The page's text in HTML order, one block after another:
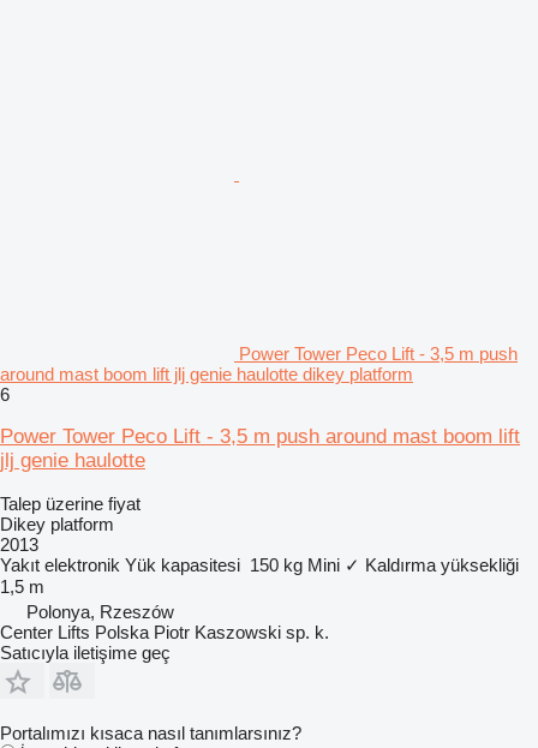
Power Tower Peco Lift - 3,5 m push
around mast boom lift jlj genie haulotte dikey platform
6
Power Tower Peco Lift - 3,5 m push around mast boom lift
jlj genie haulotte
Talep üzerine fiyat
Dikey platform
2013
Yakıt elektronik Yük kapasitesi 150 kg Mini ✓ Kaldırma yüksekliği
1,5 m
Polonya, Rzeszów
Center Lifts Polska Piotr Kaszowski sp. k.
Satıcıyla iletişime geç
Portalımızı kısaca nasıl tanımlarsınız?